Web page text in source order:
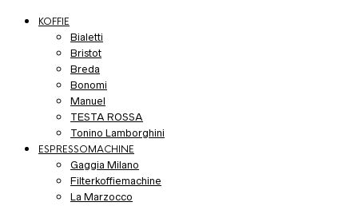
KOFFIE
Bialetti
Bristot
Breda
Bonomi
Manuel
TESTA ROSSA
Tonino Lamborghini
ESPRESSOMACHINE
Gaggia Milano
Filterkoffiemachine
La Marzocco